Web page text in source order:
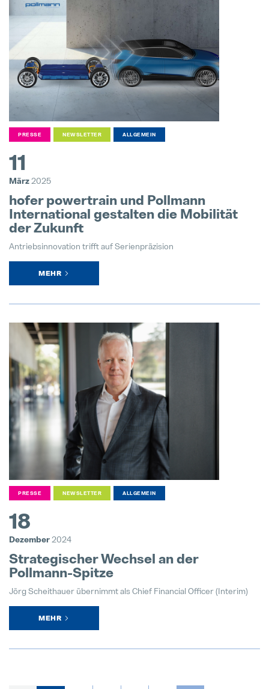
PRESSE NEWSLETTER ALLGEMEIN
11
März 2025
hofer powertrain und Pollmann
International gestalten die Mobilität
der Zukunft
Antriebsinnovation trifft auf Serienpräzision
MEHR
PRESSE NEWSLETTER ALLGEMEIN
18
Dezember 2024
Strategischer Wechsel an der
Pollmann-Spitze
Jörg Scheithauer übernimmt als Chief Financial Officer (Interim)
MEHR